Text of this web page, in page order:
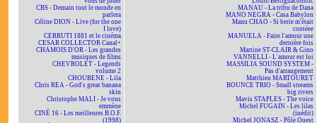
CBS - Demain tout le monde en
parlera
Céline DION - Live (for the one
I love)
CERRUTI 1881 et le cinéma
CESAR COLLECTOR Canal+
CHAMOIS D'OR - Les grandes
musiques de films
CHEVROLET - Legends
volume 2
CHOUBENE - Lila
Chris REA - God's great banana
skin
Christophe MALI - Je vous
emmène
CINÉ 16 - Les meilleures B.O.F.
(1998)
MANAU - La tribu de Dana
MANO NEGRA - Casa Babylon
Manu CHAO - Si berie m'était
contéee
MANUELA - Faire l'amour une
dernière fois
Martine ST-CLAIR & Gino
VANNELLI - L'amour est loi
MASSILIA SOUND SYSTEM -
Pas d'arrangement
Matthieu MARTOURET
BOUNCE TRIO - Small streams
big rivers
Mavis STAPLES - The voice
Michel FUGAIN - Les lilas
(inédit)
Michel JONASZ - Pôle Ouest